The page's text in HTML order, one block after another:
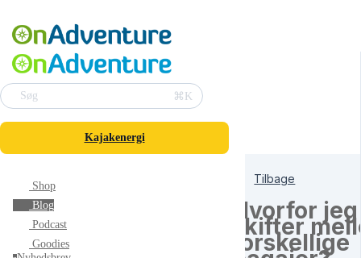
Søg ⌘K
Kajakenergi
Shop
Blog
Podcast
Goodies
Tilbage
Hvorfor jeg
skifter
forskellige